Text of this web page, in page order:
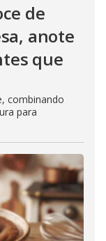
de
anote
que
combinando
para